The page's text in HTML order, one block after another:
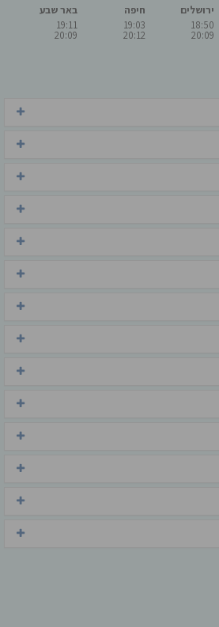
ירושלים
18:50
20:09
חיפה
19:03
20:12
באר שבע
19:11
20:09